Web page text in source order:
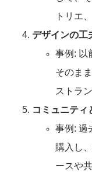
トリエ
デザインの工
事例: 以
そのま
ストラ
コミュニティ
事例: 過
購入し
ースや